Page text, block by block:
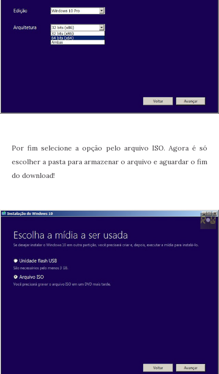
Por fim selecione a opção pelo arquivo ISO. Agora é só
escolher a pasta para armazenar o arquivo e aguardar o fim
do download!